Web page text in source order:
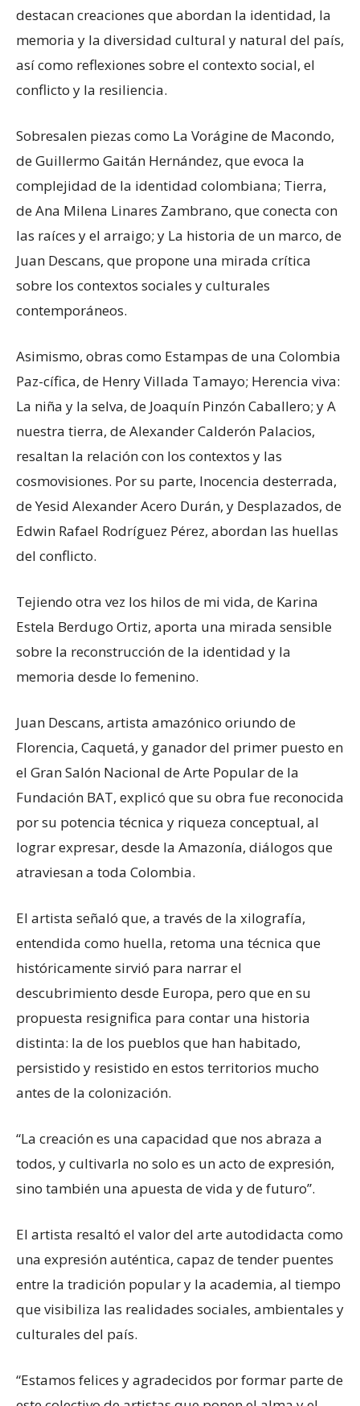
destacan creaciones que abordan la identidad, la
memoria y la diversidad cultural y natural del país,
así como reflexiones sobre el contexto social, el
conflicto y la resiliencia.
Sobresalen piezas como La Vorágine de Macondo,
de Guillermo Gaitán Hernández, que evoca la
complejidad de la identidad colombiana; Tierra,
de Ana Milena Linares Zambrano, que conecta con
las raíces y el arraigo; y La historia de un marco, de
Juan Descans, que propone una mirada crítica
sobre los contextos sociales y culturales
contemporáneos.
Asimismo, obras como Estampas de una Colombia
Paz-cífica, de Henry Villada Tamayo; Herencia viva:
La niña y la selva, de Joaquín Pinzón Caballero; y A
nuestra tierra, de Alexander Calderón Palacios,
resaltan la relación con los contextos y las
cosmovisiones. Por su parte, Inocencia desterrada,
de Yesid Alexander Acero Durán, y Desplazados, de
Edwin Rafael Rodríguez Pérez, abordan las huellas
del conflicto.
Tejiendo otra vez los hilos de mi vida, de Karina
Estela Berdugo Ortiz, aporta una mirada sensible
sobre la reconstrucción de la identidad y la
memoria desde lo femenino.
Juan Descans, artista amazónico oriundo de
Florencia, Caquetá, y ganador del primer puesto en
el Gran Salón Nacional de Arte Popular de la
Fundación BAT, explicó que su obra fue reconocida
por su potencia técnica y riqueza conceptual, al
lograr expresar, desde la Amazonía, diálogos que
atraviesan a toda Colombia.
El artista señaló que, a través de la xilografía,
entendida como huella, retoma una técnica que
históricamente sirvió para narrar el
descubrimiento desde Europa, pero que en su
propuesta resignifica para contar una historia
distinta: la de los pueblos que han habitado,
persistido y resistido en estos territorios mucho
antes de la colonización.
“La creación es una capacidad que nos abraza a
todos, y cultivarla no solo es un acto de expresión,
sino también una apuesta de vida y de futuro”.
El artista resaltó el valor del arte autodidacta como
una expresión auténtica, capaz de tender puentes
entre la tradición popular y la academia, al tiempo
que visibiliza las realidades sociales, ambientales y
culturales del país.
“Estamos felices y agradecidos por formar parte de